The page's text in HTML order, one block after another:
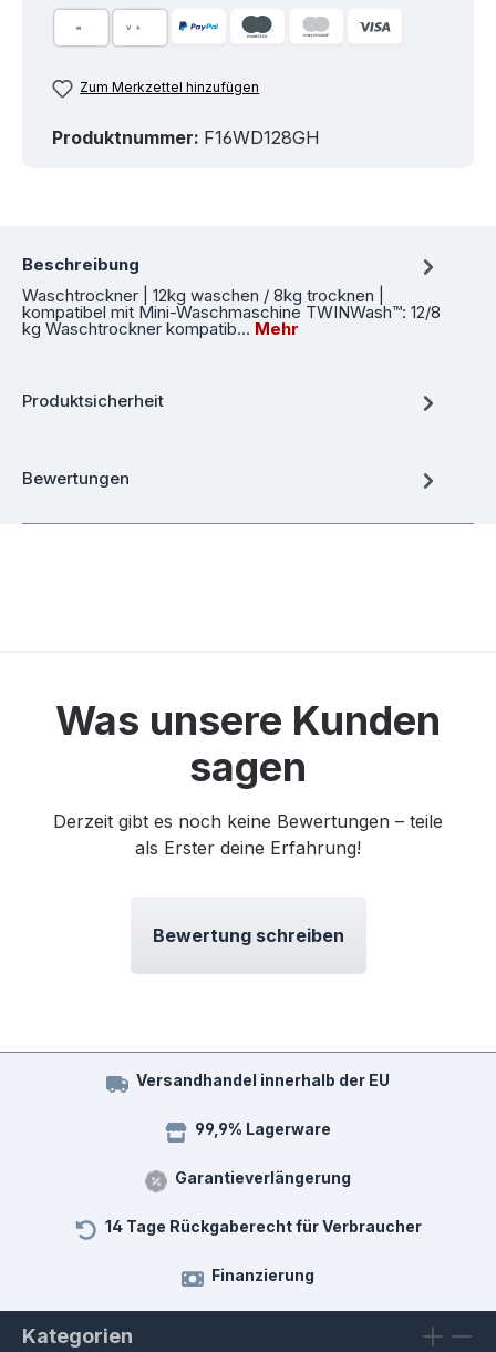
Zum Merkzettel hinzufügen
Produktnummer: F16WD128GH
Beschreibung
Waschtrockner | 12kg waschen / 8kg trocknen |
kompatibel mit Mini-Waschmaschine TWINWash™: 12/8
kg Waschtrockner kompatib… Mehr
Produktsicherheit
Bewertungen
Was unsere Kunden
sagen
Derzeit gibt es noch keine Bewertungen – teile
als Erster deine Erfahrung!
Bewertung schreiben
Versandhandel innerhalb der EU
99,9% Lagerware
Garantieverlängerung
14 Tage Rückgaberecht für Verbraucher
Finanzierung
Kategorien